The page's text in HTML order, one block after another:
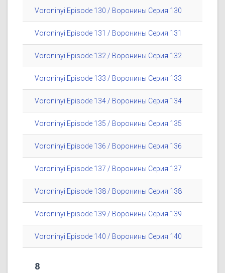
Voroninyi Episode 130 / Воронины Серия 130
Voroninyi Episode 131 / Воронины Серия 131
Voroninyi Episode 132 / Воронины Серия 132
Voroninyi Episode 133 / Воронины Серия 133
Voroninyi Episode 134 / Воронины Серия 134
Voroninyi Episode 135 / Воронины Серия 135
Voroninyi Episode 136 / Воронины Серия 136
Voroninyi Episode 137 / Воронины Серия 137
Voroninyi Episode 138 / Воронины Серия 138
Voroninyi Episode 139 / Воронины Серия 139
Voroninyi Episode 140 / Воронины Серия 140
8